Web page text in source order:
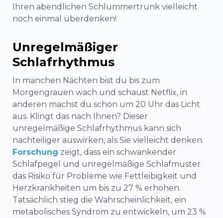
Ihren abendlichen Schlummertrunk vielleicht
noch einmal überdenken!
Unregelmäßiger
Schlafrhythmus
In manchen Nächten bist du bis zum
Morgengrauen wach und schaust Netflix, in
anderen machst du schon um 20 Uhr das Licht
aus. Klingt das nach Ihnen? Dieser
unregelmäßige Schlafrhythmus kann sich
nachteiliger auswirken, als Sie vielleicht denken.
Forschung zeigt, dass ein schwankender
Schlafpegel und unregelmäßige Schlafmuster
das Risiko für Probleme wie Fettleibigkeit und
Herzkrankheiten um bis zu 27 % erhöhen.
Tatsächlich stieg die Wahrscheinlichkeit, ein
metabolisches Syndrom zu entwickeln, um 23 %